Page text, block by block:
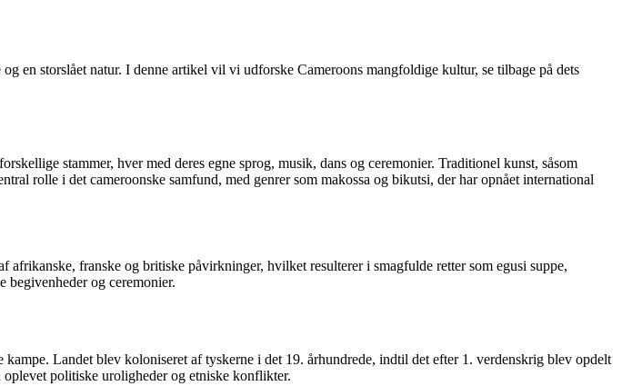
en storslået natur. I denne artikel vil vi udforske Cameroons mangfoldige kultur, se tilbage på dets
stammer, hver med deres egne sprog, musik, dans og ceremonier. Traditionel kunst, såsom
rolle i det cameroonske samfund, med genrer som makossa og bikutsi, der har opnået international
franske og britiske påvirkninger, hvilket resulterer i smagfulde retter som egusi suppe,
begivenheder og ceremonier.
Landet blev koloniseret af tyskerne i det 19. århundrede, indtil det efter 1. verdenskrig blev opdelt
politiske uroligheder og etniske konflikter.